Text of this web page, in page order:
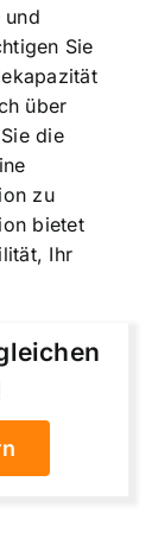
und
Sie
über
die
zu
bietet
Ihr